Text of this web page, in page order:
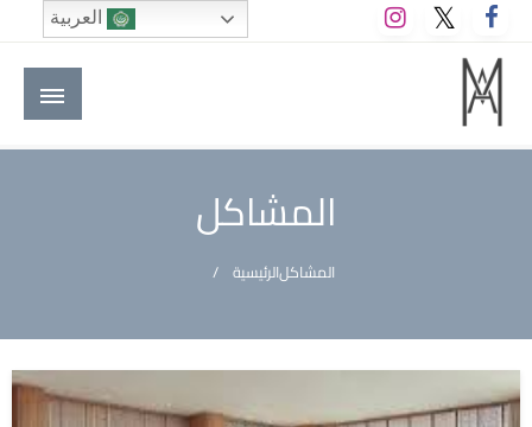
التخطي
إلى
المحتوى
M A hotels | إم ايه هوتيلز
الموقع الأول للعاملين في الفنادق في العالم العربي
المشاكل
الرئيسيةالمشاكل
العربية